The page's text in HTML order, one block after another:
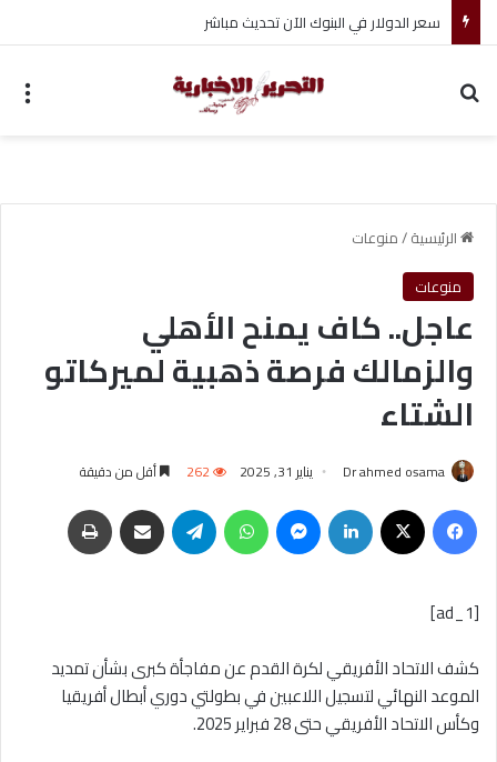
الرئيسية/منوعات
منوعات
عاجل.. كاف يمنح الأهلي
والزمالك فرصة ذهبية لميركاتو
الشتاء
Dr ahmed osama يناير 31, 2025 262 أقل من دقيقة
[ad_1]
كشف الاتحاد الأفريقي لكرة القدم عن مفاجأة كبرى بشأن تمديد
الموعد النهائي لتسجيل اللاعبين في بطولتي دوري أبطال أفريقيا
وكأس الاتحاد الأفريقي حتى 28 فبراير 2025.